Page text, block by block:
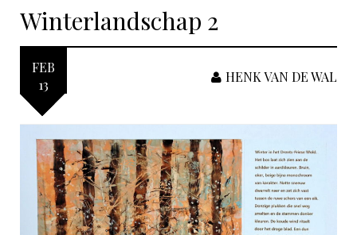
Winterlandschap 2
FEB
13
HENK VAN DE WAL